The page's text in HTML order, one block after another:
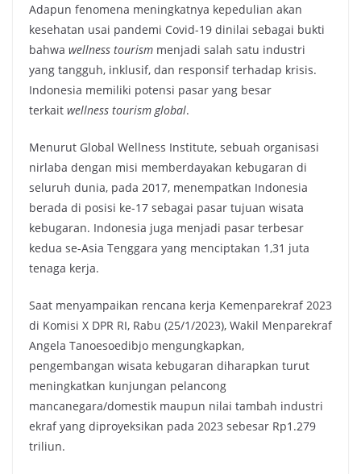
Adapun fenomena meningkatnya kepedulian akan
kesehatan usai pandemi Covid-19 dinilai sebagai bukti
bahwa wellness tourism menjadi salah satu industri
yang tangguh, inklusif, dan responsif terhadap krisis.
Indonesia memiliki potensi pasar yang besar
terkait wellness tourism global.
Menurut Global Wellness Institute, sebuah organisasi
nirlaba dengan misi memberdayakan kebugaran di
seluruh dunia, pada 2017, menempatkan Indonesia
berada di posisi ke-17 sebagai pasar tujuan wisata
kebugaran. Indonesia juga menjadi pasar terbesar
kedua se-Asia Tenggara yang menciptakan 1,31 juta
tenaga kerja.
Saat menyampaikan rencana kerja Kemenparekraf 2023
di Komisi X DPR RI, Rabu (25/1/2023), Wakil Menparekraf
Angela Tanoesoedibjo mengungkapkan,
pengembangan wisata kebugaran diharapkan turut
meningkatkan kunjungan pelancong
mancanegara/domestik maupun nilai tambah industri
ekraf yang diproyeksikan pada 2023 sebesar Rp1.279
triliun.